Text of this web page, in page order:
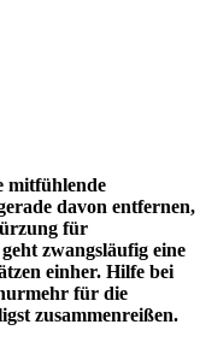
mitfühlende
davon entfernen,
für
zwangsläufig eine
einher. Hilfe bei
für die
zusammenreißen.